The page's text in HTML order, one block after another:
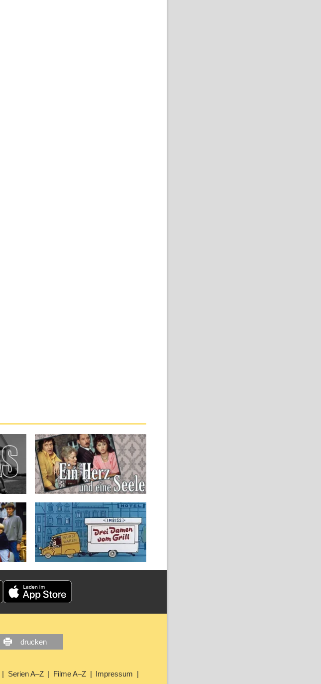
drucken
Serien A–Z Filme A–Z Impressum